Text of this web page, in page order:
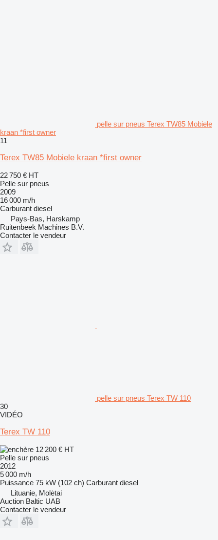
pelle sur pneus Terex TW85 Mobiele
kraan *first owner
11
Terex TW85 Mobiele kraan *first owner
22 750 € HT
Pelle sur pneus
2009
16 000 m/h
Carburant diesel
Pays-Bas, Harskamp
Ruitenbeek Machines B.V.
Contacter le vendeur
pelle sur pneus Terex TW 110
30
VIDÉO
Terex TW 110
12 200 € HT
Pelle sur pneus
2012
5 000 m/h
Puissance 75 kW (102 ch) Carburant diesel
Lituanie, Molėtai
Auction Baltic UAB
Contacter le vendeur